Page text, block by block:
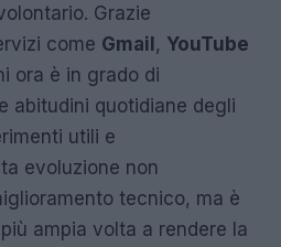
Grazie
come Gmail, YouTube
ora è in grado di
abitudini quotidiane degli
utili e
evoluzione non
tecnico, ma è
ampia volta a rendere la